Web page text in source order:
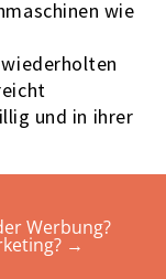
wie
und in ihrer
Werbung?
→